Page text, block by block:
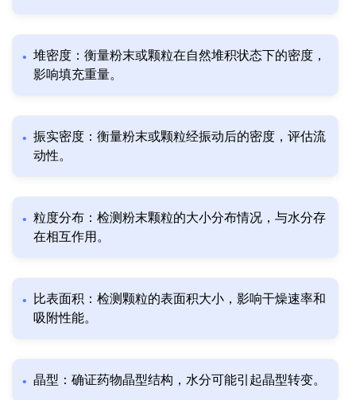
堆密度：衡量粉末或颗粒在自然堆积状态下的密度，
影响填充重量。
振实密度：衡量粉末或颗粒经振动后的密度，评估流
动性。
粒度分布：检测粉末颗粒的大小分布情况，与水分存
在相互作用。
比表面积：检测颗粒的表面积大小，影响干燥速率和
吸附性能。
晶型：确证药物晶型结构，水分可能引起晶型转变。